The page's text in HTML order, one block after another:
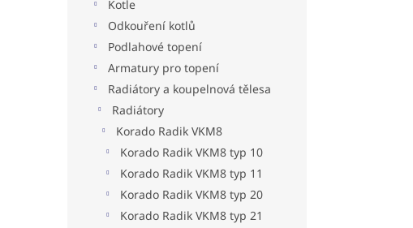
Kotle
Odkouření kotlů
Podlahové topení
Armatury pro topení
Radiátory a koupelnová tělesa
Radiátory
Korado Radik VKM8
Korado Radik VKM8 typ 10
Korado Radik VKM8 typ 11
Korado Radik VKM8 typ 20
Korado Radik VKM8 typ 21